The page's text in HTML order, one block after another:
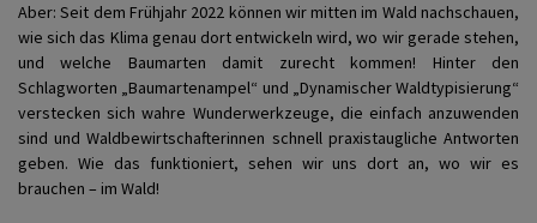
Aber: Seit dem Frühjahr 2022 können wir mitten im Wald nachschauen,
wie sich das Klima genau dort entwickeln wird, wo wir gerade stehen,
und welche Baumarten damit zurecht kommen! Hinter den
Schlagworten „Baumartenampel“ und „Dynamischer Waldtypisierung“
verstecken sich wahre Wunderwerkzeuge, die einfach anzuwenden
sind und Waldbewirtschafterinnen schnell praxistaugliche Antworten
geben. Wie das funktioniert, sehen wir uns dort an, wo wir es
brauchen – im Wald!